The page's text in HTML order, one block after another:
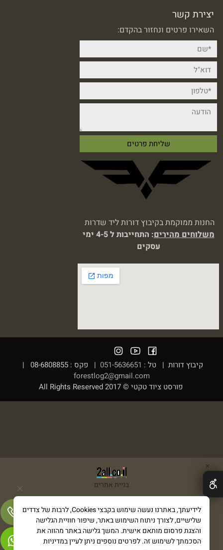
יצירת קשר
השאירו פרטים ונחזור בהקדם:
החנות ממוקמת בקיבוץ דורות ליד שדרות
משלוחים מהירים
: התחייבות ל 4-5 ימי
עסקים
קיבוץ דורות | טל : 051-5636651 | פקס : 08-6808855 |
forestlog2@gmail.com
פורסט ציוד טקטי © 2017 All Rights Reserved
בניית אתרים
✕
לידיעתך, באתרנו נעשה שימוש בקבצי Cookies, לרבות של צדדים
שלישיים, לצורך ניתוח השימוש באתר, שיפור חוויית הגלישה
והצגת פרסום מותאם אישית. המשך גלישה באתר מהווה את
הסכמתך לשימוש זה. לפרטים נוספים ניתן לעיין במדיניות